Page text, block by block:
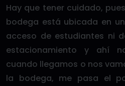
Hay que tener cuidado,
bodega está ubicada en
acceso de estudiantes ni
estacionamiento y ahí
cuando llegamos o nos
la bodega, me pasa el